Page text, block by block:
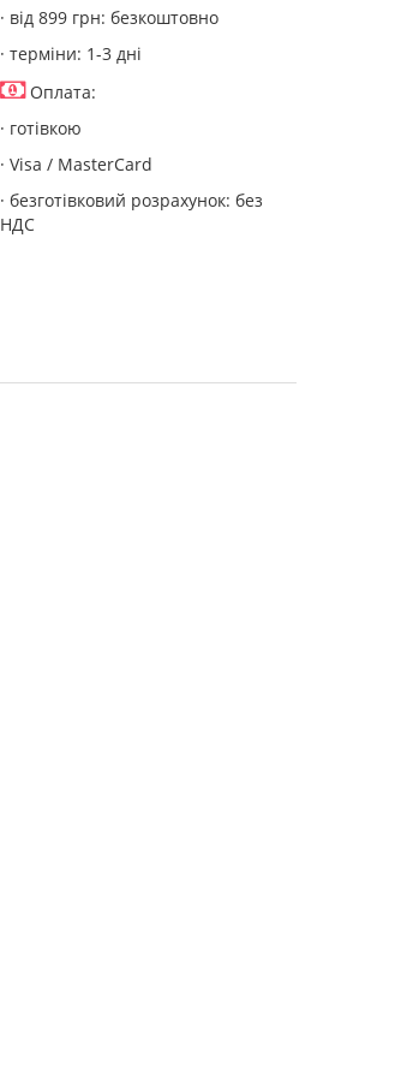
· від 899 грн: безкоштовно
· терміни: 1-3 дні
Оплата:
· готівкою
· Visa / MasterCard
· безготівковий розрахунок: без
НДС